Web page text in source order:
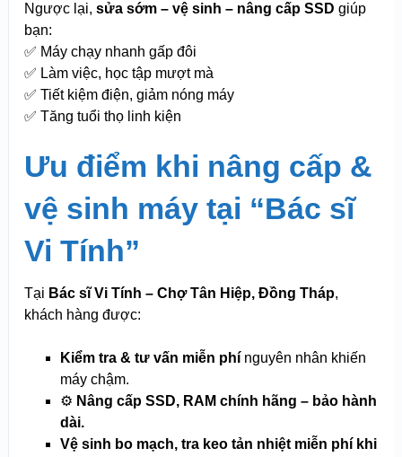
Ngược lại, sửa sớm – vệ sinh – nâng cấp SSD giúp
bạn:
✅ Máy chạy nhanh gấp đôi
✅ Làm việc, học tập mượt mà
✅ Tiết kiệm điện, giảm nóng máy
✅ Tăng tuổi thọ linh kiện
Ưu điểm khi nâng cấp &
vệ sinh máy tại “Bác sĩ
Vi Tính”
Tại Bác sĩ Vi Tính – Chợ Tân Hiệp, Đồng Tháp,
khách hàng được:
Kiểm tra & tư vấn miễn phínguyên nhân khiến
máy chậm.
⚙️ Nâng cấp SSD, RAM chính hãng – bảo hành
dài.
Vệ sinh bo mạch, tra keo tản nhiệt miễn phí khi